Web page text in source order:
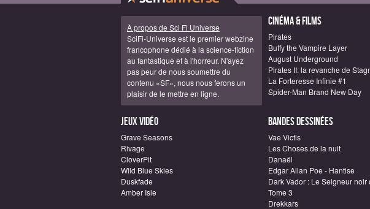
À propos de Sci Fi Universe
SciFi-Universe est le premier webzine
francophone dédié à la science-fiction
au fantastique et à l'horreur. N'ayez
pas peur de nous soumettre du
contenu «SF», nous nous ferons un
plaisir de le mettre en ligne.
Cinéma & Films
Pirates
Buffy the Vampire Layer
August Underground
Pirates II: la revanche de
La Forteresse Infinie #1
Spider-Man Brand New Day
Jeux vidéo
Grave Seasons
Rivage
CloverPit
Wild Blue Skies
Duskfade
Amber Isle
Bandes dessinées
Vae Victis
Les Choses de la nuit
Danaël
Edgar Allan Poe - Hantise
Dark Vador : Le Seigneur noir
Tome 3
Drekkars